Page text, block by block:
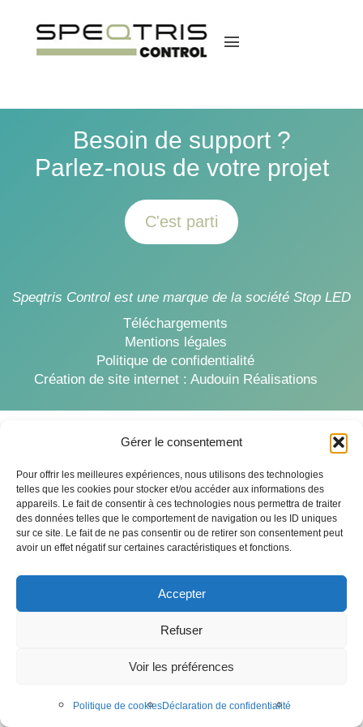
Gérer le consentement
Pour offrir les meilleures expériences, nous utilisons des technologies
telles que les cookies pour stocker et/ou accéder aux informations des
appareils. Le fait de consentir à ces technologies nous permettra de traiter
des données telles que le comportement de navigation ou les ID uniques
sur ce site. Le fait de ne pas consentir ou de retirer son consentement peut
avoir un effet négatif sur certaines caractéristiques et fonctions.
Accepter
Refuser
Voir les préférences
Politique de cookiesDéclaration de confidentialité
menu
Besoin de support ?
Parlez-nous de votre projet
C'est parti
Speqtris Control est une marque de la société Stop LED
Téléchargements
Mentions légales
Politique de confidentialité
Création de site internet : Audouin Réalisations